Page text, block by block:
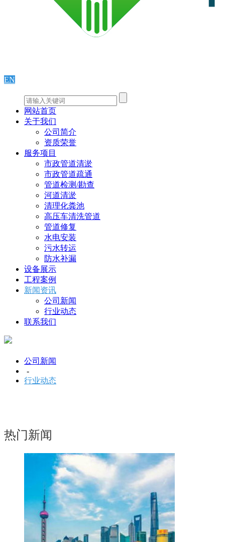
EN
网站首页
关于我们
公司简介
资质荣誉
服务项目
市政管道清淤
市政管道疏通
管道检测/勘查
河道清淤
清理化粪池
高压车清洗管道
管道修复
水电安装
污水转运
防水补漏
设备展示
工程案例
新闻资讯
公司新闻
行业动态
联系我们
公司新闻
-
行业动态
热门新闻